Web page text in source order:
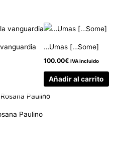
…Umas […Some]
100.00€ IVA incluido
Añadir al carrito
Paulino